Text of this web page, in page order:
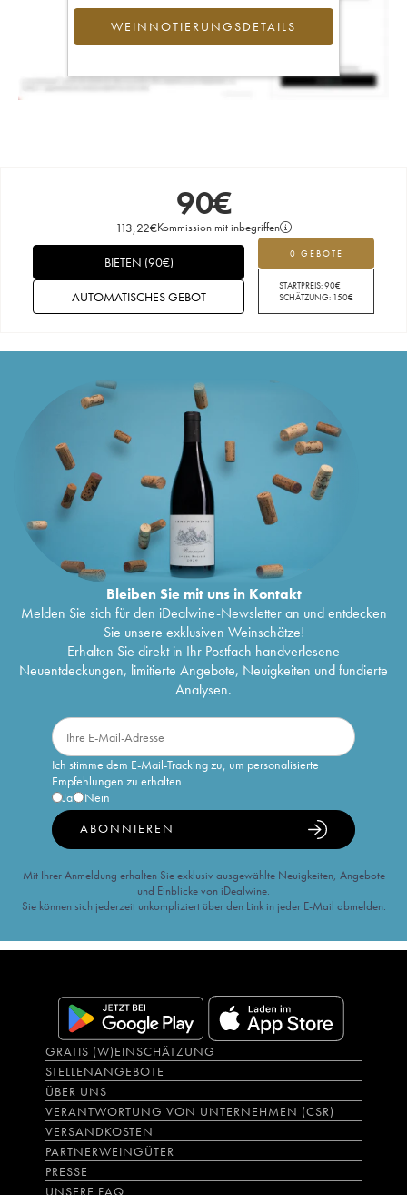
WEINNOTIERUNGSDETAILS
90€
113,22€Kommission mit inbegriffen
0 GEBOTE
STARTPREIS:90€
SCHÄTZUNG: 150€
BIETEN (90€)
AUTOMATISCHES GEBOT
Bleiben Sie mit uns in Kontakt
Melden Sie sich für den iDealwine-Newsletter an und entdecken
Sie unsere exklusiven Weinschätze!
Erhalten Sie direkt in Ihr Postfach handverlesene
Neuentdeckungen, limitierte Angebote, Neuigkeiten und fundierte
Analysen.
Ich stimme dem E-Mail-Tracking zu, um personalisierte
Empfehlungen zu erhalten
Ja
Nein
ABONNIEREN
Mit Ihrer Anmeldung erhalten Sie exklusiv ausgewählte Neuigkeiten, Angebote
und Einblicke von iDealwine.
Sie können sich jederzeit unkompliziert über den Link in jeder E-Mail abmelden.
GRATIS (W)EINSCHÄTZUNG
STELLENANGEBOTE
ÜBER UNS
VERANTWORTUNG VON UNTERNEHMEN (CSR)
VERSANDKOSTEN
PARTNERWEINGÜTER
PRESSE
UNSERE FAQ